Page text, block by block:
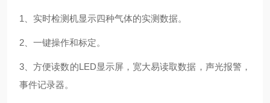
1、实时检测机显示四种气体的实测数据。
2、一键操作和标定。
3、方便读数的LED显示屏，宽大易读取数据，声光报警，
事件记录器。